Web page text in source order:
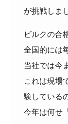
が挑戦しま
ビルクの合
全国的には
当社では今
これは現場
験している
今年は何せ